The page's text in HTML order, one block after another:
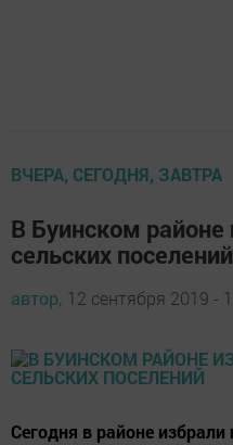
ВЧЕРА, СЕГОДНЯ, ЗАВТРА
В Буинском районе
сельских поселений
автор, 12 сентября 2019 -
Сегодня в районе